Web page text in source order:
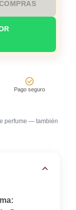
Pago seguro
perfume — también
Reuniones